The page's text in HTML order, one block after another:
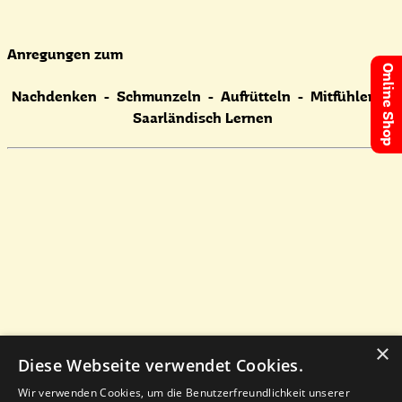
Online Shop
Anregungen zum
Nachdenken -Schmunzeln -Aufrütteln -Mitfühlen -
Saarländisch Lernen
×
Diese Webseite verwendet Cookies.
Wir verwenden Cookies, um die Benutzerfreundlichkeit unserer